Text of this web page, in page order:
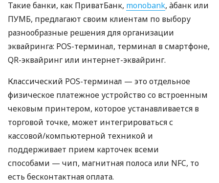
Такие банки, как ПриватБанк, monobank, àбанк или
ПУМБ, предлагают своим клиентам по выбору
разнообразные решения для организации
эквайринга: POS-терминал, терминал в смартфоне,
QR-эквайринг или интернет-эквайринг.
Классический POS-терминал — это отдельное
физическое платежное устройство со встроенным
чековым принтером, которое устанавливается в
торговой точке, может интегрироваться с
кассовой/компьютерной техникой и
поддерживает прием карточек всеми
способами — чип, магнитная полоса или NFC, то
есть бесконтактная оплата.